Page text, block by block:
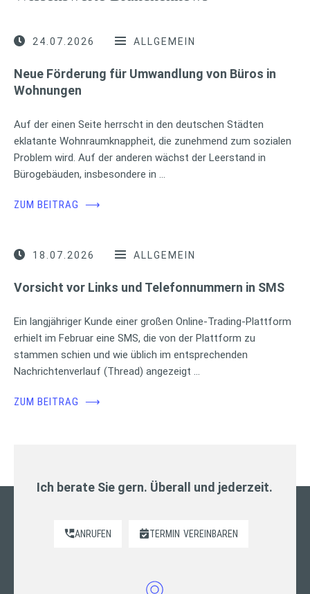
24.07.2026 ALLGEMEIN
Neue Förderung für Umwandlung von Büros in
Wohnungen
Auf der einen Seite herrscht in den deutschen Städten
eklatante Wohnraumknappheit, die zunehmend zum sozialen
Problem wird. Auf der anderen wächst der Leerstand in
Bürogebäuden, insbesondere in …
ZUM BEITRAG ⟶
18.07.2026 ALLGEMEIN
Vorsicht vor Links und Telefonnummern in SMS
Ein langjähriger Kunde einer großen Online-Trading-Plattform
erhielt im Februar eine SMS, die von der Plattform zu
stammen schien und wie üblich im entsprechenden
Nachrichtenverlauf (Thread) angezeigt …
ZUM BEITRAG ⟶
Ich berate Sie gern. Überall und jederzeit.
ANRUFEN TERMIN VEREINBAREN